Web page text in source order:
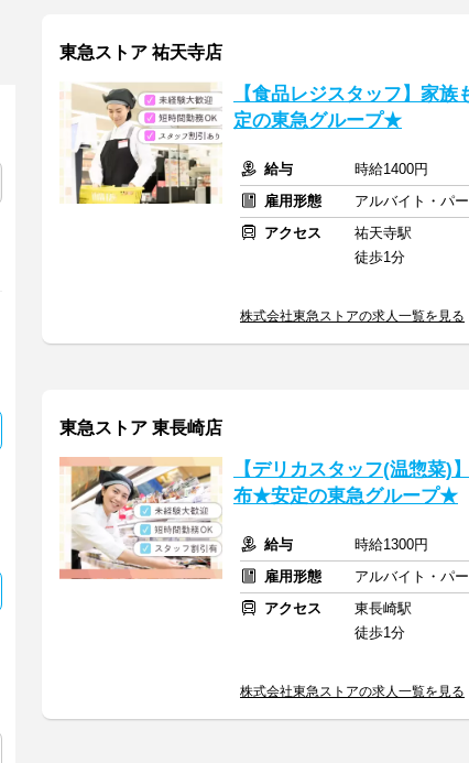
東急ストア 祐天寺店
【食品レジスタッフ】家
定の東急グループ★
給与
時給1400円
雇用形態
アルバイト・パー
アクセス
祐天寺駅
徒歩1分
株式会社東急ストアの求人一覧を見る
東急ストア 東長崎店
【デリカスタッフ(温惣菜)
布★安定の東急グループ★
給与
時給1300円
雇用形態
アルバイト・パー
アクセス
東長崎駅
徒歩1分
株式会社東急ストアの求人一覧を見る